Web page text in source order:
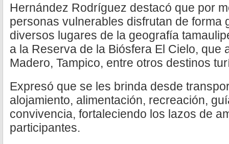
Hernández Rodríguez destacó que por
personas vulnerables disfrutan de forma
diversos lugares de la geografía
a la Reserva de la Biósfera El Cielo, que
Madero, Tampico, entre otros destinos
Expresó que se les brinda desde
alojamiento, alimentación, recreación,
convivencia, fortaleciendo los lazos de
participantes.